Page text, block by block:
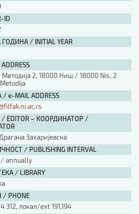
ID
/ INITIAL YEAR
2, 18000 Ниш / 18000 Nis, 2
e-MAIL ADDRESS
EDITOR – КООРДИНАТОР /
Захаријевска
/ PUBLISHING INTERVAL
annually
/ LIBRARY
PHONE
312, локал/ext 191,194